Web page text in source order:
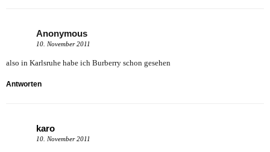
Anonymous
10. November 2011
also in Karlsruhe habe ich Burberry schon gesehen
Antworten
karo
10. November 2011